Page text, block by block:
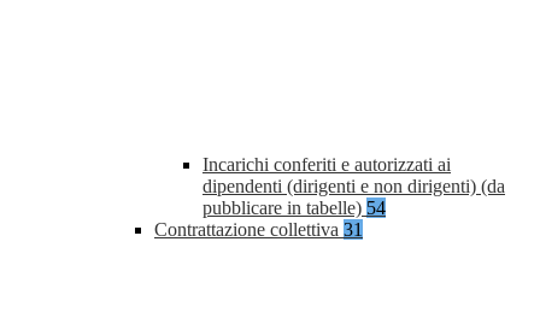
Incarichi conferiti e autorizzati ai
dipendenti (dirigenti e non dirigenti) (da
pubblicare in tabelle) 54
Contrattazione collettiva 31